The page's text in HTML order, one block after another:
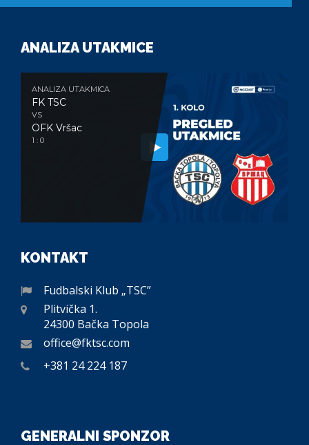
ANALIZA UTAKMICE
ANALIZA UTAKMICA
FK TSC
VS
OFK Vršac
1 : 0
KONTAKT
Fudbalski Klub „TSC”
Plitvička 1.
24300 Bačka Topola
office@fktsc.com
+381 24 224 187
GENERALNI SPONZOR